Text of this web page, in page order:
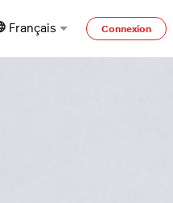
Français Connexion